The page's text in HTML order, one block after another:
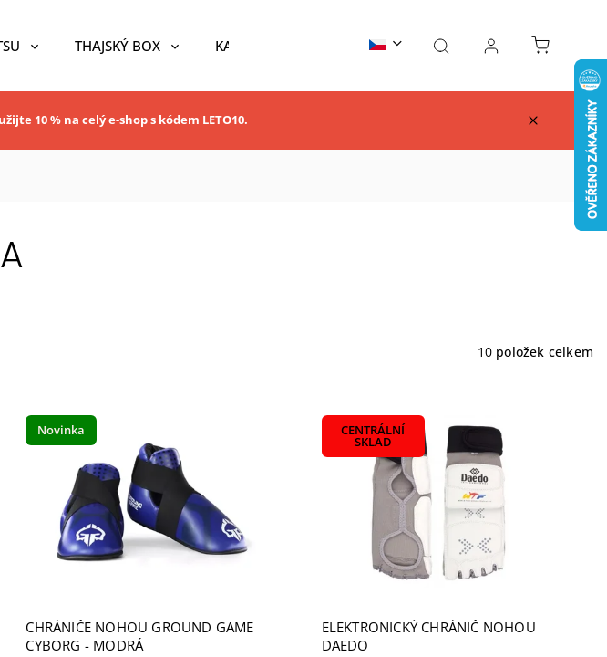
THAJSKÝ BOX KARATE TAEKWONDO AIKIDO
10 % na celý e-shop s kódem LETO10.
10 položek celkem
Novinka
CHRÁNIČE NOHOU GROUND GAME
CYBORG - MODRÁ
CENTRÁLNÍ
SKLAD
ELEKTRONICKÝ CHRÁNIČ NOHOU
DAEDO